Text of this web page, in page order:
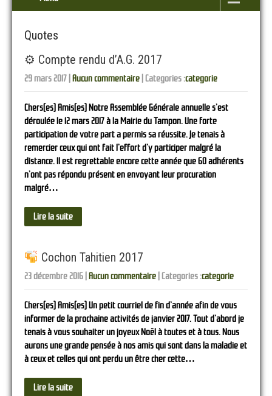
Quotes
⚙ Compte rendu d’A.G. 2017
29 mars 2017 Aucun commentaire | Categories :categorie
Chers(es) Amis(es) Notre Assemblée Générale annuelle s’est
déroulée le 12 mars 2017 à la Mairie du Tampon. Une forte
participation de votre part a permis sa réussite. Je tenais à
remercier ceux qui ont fait l’effort d’y participer malgré la
distance. Il est regrettable encore cette année que 60 adhérents
n’ont pas répondu présent en envoyant leur procuration
malgré…
Lire la suite
Cochon Tahitien 2017
23 décembre 2016 Aucun commentaire | Categories :categorie
Chers(es) Amis(es) Un petit courriel de fin d’année afin de vous
informer de la prochaine activités de janvier 2017. Tout d’abord je
tenais à vous souhaiter un joyeux Noël à toutes et à tous. Nous
aurons une grande pensée à nos amis qui sont dans la maladie et
à ceux et celles qui ont perdu un être cher cette…
Lire la suite